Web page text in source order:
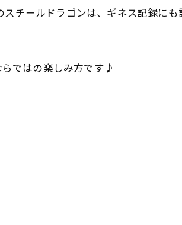
チールドラゴンは、ギネス記録にも
ではの楽しみ方です♪